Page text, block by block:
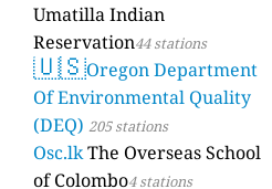
Umatilla Indian
Reservation44 stations
🇺🇸Oregon Department
Of Environmental Quality
(DEQ) 205 stations
Osc.lkThe Overseas School
of Colombo4 stations